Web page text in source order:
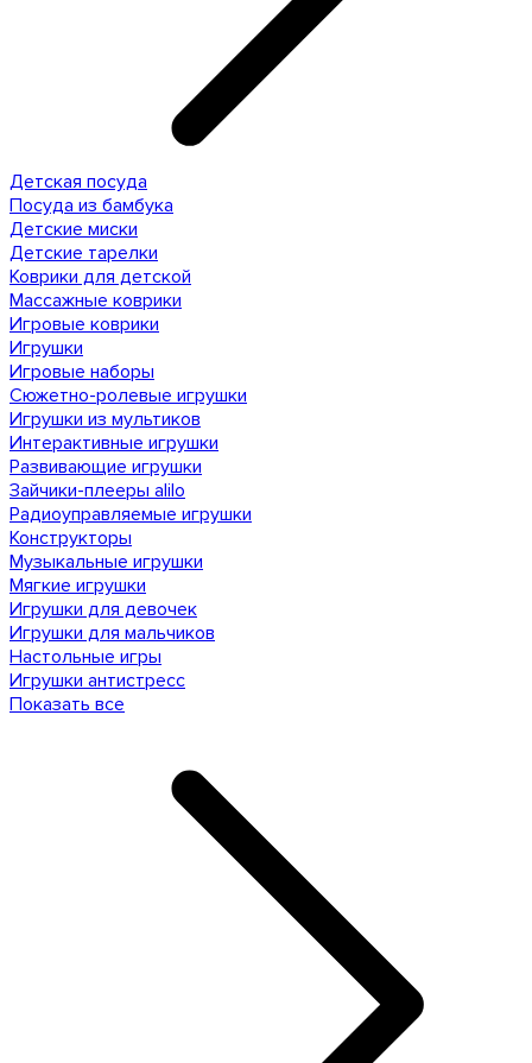
Детская посуда
Посуда из бамбука
Детские миски
Детские тарелки
Коврики для детской
Массажные коврики
Игровые коврики
Игрушки
Игровые наборы
Сюжетно-ролевые игрушки
Игрушки из мультиков
Интерактивные игрушки
Развивающие игрушки
Зайчики-плееры alilo
Радиоуправляемые игрушки
Конструкторы
Музыкальные игрушки
Мягкие игрушки
Игрушки для девочек
Игрушки для мальчиков
Настольные игры
Игрушки антистресс
Показать все